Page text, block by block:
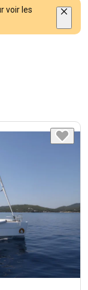
voir les